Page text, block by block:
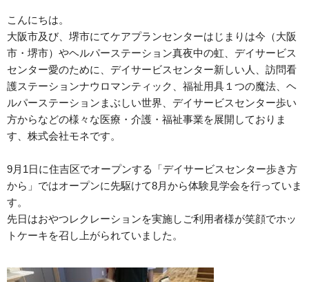
こんにちは。
大阪市及び、堺市にてケアプランセンターはじまりは今（大阪
市・堺市）やヘルパーステーション真夜中の虹、デイサービス
センター愛のために、デイサービスセンター新しい人、訪問看
護ステーションナウロマンティック、福祉用具１つの魔法、ヘ
ルパーステーションまぶしい世界、デイサービスセンター歩い
方からなどの様々な医療・介護・福祉事業を展開しておりま
す、株式会社モネです。
9月1日に住吉区でオープンする「デイサービスセンター歩き方
から」ではオープンに先駆けて8月から体験見学会を行っていま
す。
先日はおやつレクレーションを実施しご利用者様が笑顔でホッ
トケーキを召し上がられていました。